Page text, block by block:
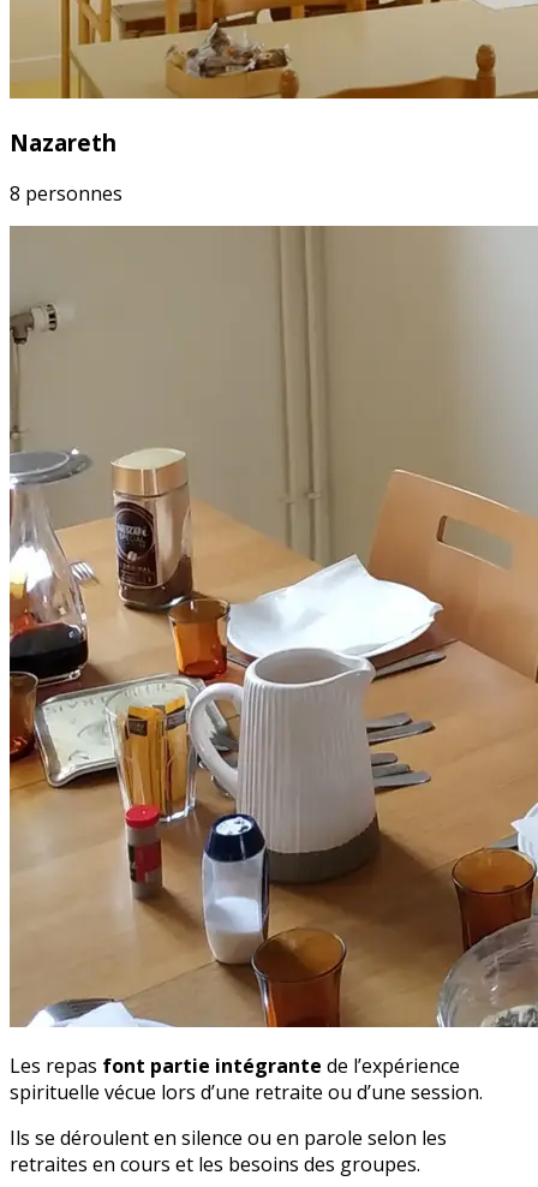
Nazareth
8 personnes
Les repas font partie intégrante de l’expérience
spirituelle vécue lors d’une retraite ou d’une session.
Ils se déroulent en silence ou en parole selon les
retraites en cours et les besoins des groupes.